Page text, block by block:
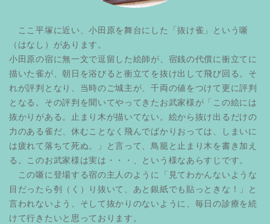
ここ平塚に近い、小田原を舞台にした「抜け雀」という噺
（はなし）があります。
小田原の宿に無一文で逗留した絵師が、宿銭の代償に衝立てに
描いた雀が、朝日を浴びると衝立てを抜け出して飛び回る。そ
れが評判となり、当時のご城主が、千両の値をつけて更に評判
となる。その評判を聞いてやってきたお武家様が「この絵には
抜かりがある。止まり木が描いてない。絵から抜け出るだけの
力のある雀だ、休むことなく飛んでばかりおっては、しまいに
は疲れて落ちて死ぬ。」と言って、鳥籠と止まり木を書き加え
る。このお武家様は実は・・・、という様なあらすじです。
この噺に登場する宿の主人のように「見てわかんないような
目だったら刳（く）り抜いて、あと銀紙でも貼っときな！」と
言われないよう、そして抜かりのないように、毎日の診療を続
けて行きたいと思っております。